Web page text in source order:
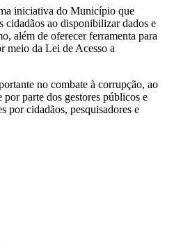
iniciativa do Município que
cidadãos ao disponibilizar dados e
além de oferecer ferramenta para
meio da Lei de Acesso a
no combate à corrupção, ao
parte dos gestores públicos e
por cidadãos, pesquisadores e